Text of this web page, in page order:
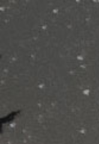
Skip